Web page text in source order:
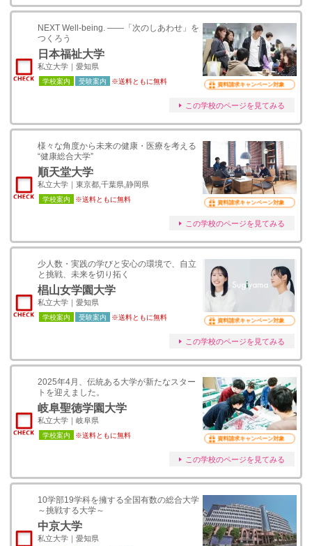
NEXT Well-being. ――「次のしあわせ」を
つくろう
日本福祉大学
私立大学｜愛知県
学校案内 受験案内 ※送料ともに無料 資料請求キャンペーン対象
この学校のページを見てみる
様々な角度から未来の健康・医療を考える
“健康総合大学”
順天堂大学
私立大学｜東京都,千葉県,静岡県
学校案内 ※送料ともに無料 資料請求キャンペーン対象
この学校のページを見てみる
少人数・実践の学びと安心の環境で、自立
と挑戦、未来を切り拓く
椙山女学園大学
私立大学｜愛知県
学校案内 受験案内 ※送料ともに無料 資料請求キャンペーン対象
この学校のページを見てみる
2025年4月、伝統ある大学が新たなスター
トを迎えました。
岐阜聖徳学園大学
私立大学｜岐阜県
学校案内 ※送料ともに無料 資料請求キャンペーン対象
この学校のページを見てみる
10学部19学科を擁する全国有数の総合大学
～挑戦する大学～
中京大学
私立大学｜愛知県